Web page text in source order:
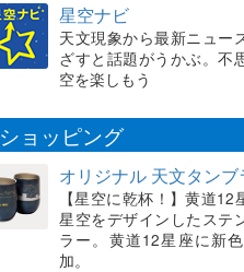
星空ナビ
天文現象から最新ニュー
ざすと話題がうかぶ。不
空を楽しもう
ショッピング
オリジナル 天文タンブ
【星空に乾杯！】黄道
星空をデザインしたステ
ラー。黄道12星座に新
加。